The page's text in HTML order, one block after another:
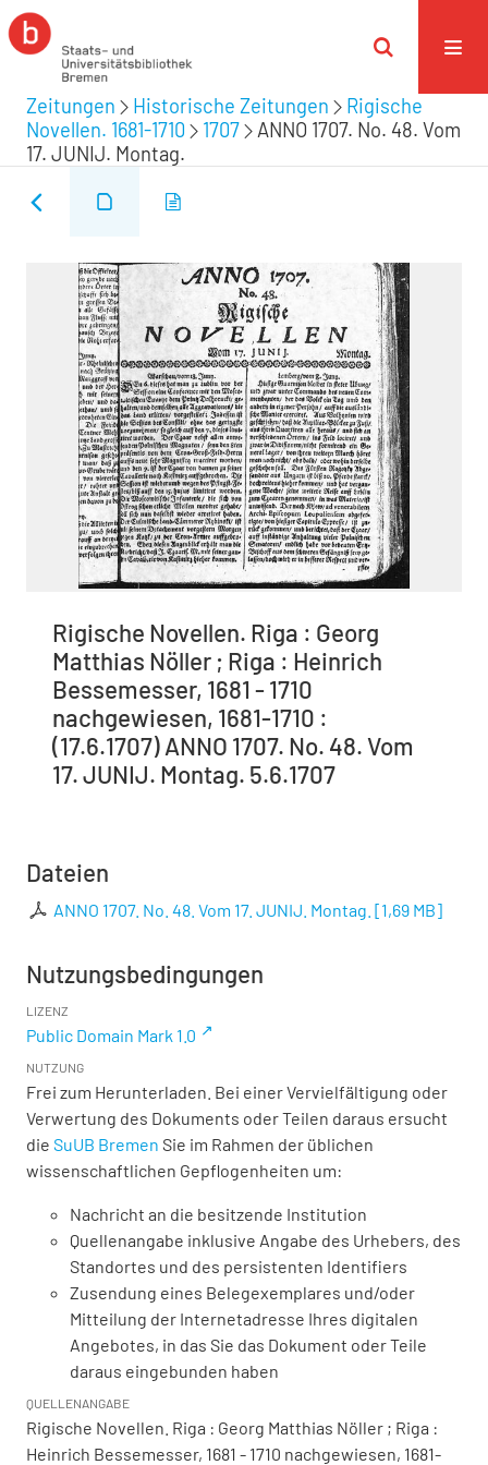
Zeitungen Historische Zeitungen
Rigische
Novellen. 1681-1710
1707
ANNO 1707. No. 48. Vom
17. JUNIJ. Montag.
Rigische Novellen. Riga : Georg
Matthias Nöller ; Riga : Heinrich
Bessemesser, 1681 - 1710
nachgewiesen, 1681-1710 :
(17.6.1707) ANNO 1707. No. 48. Vom
17. JUNIJ. Montag. 5.6.1707
Dateien
ANNO 1707. No. 48. Vom 17. JUNIJ. Montag. [1,69 MB]
Nutzungsbedingungen
LIZENZ
Public Domain Mark 1.0
NUTZUNG
Frei zum Herunterladen. Bei einer Vervielfältigung oder
Verwertung des Dokuments oder Teilen daraus ersucht
die SuUB Bremen Sie im Rahmen der üblichen
wissenschaftlichen Gepflogenheiten um:
Nachricht an die besitzende Institution
Quellenangabe inklusive Angabe des Urhebers, des
Standortes und des persistenten Identifiers
Zusendung eines Belegexemplares und/oder
Mitteilung der Internetadresse Ihres digitalen
Angebotes, in das Sie das Dokument oder Teile
daraus eingebunden haben
QUELLENANGABE
Rigische Novellen. Riga : Georg Matthias Nöller ; Riga :
Heinrich Bessemesser, 1681 - 1710 nachgewiesen, 1681-